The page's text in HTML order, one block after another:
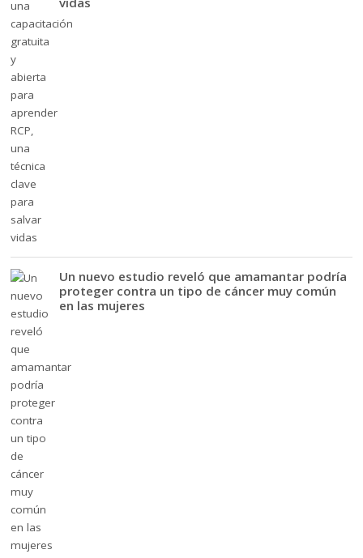
Un nuevo estudio reveló que amamantar podría
proteger contra un tipo de cáncer muy común
en las mujeres